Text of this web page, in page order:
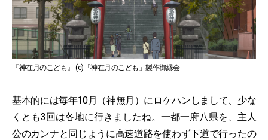
『神在月のこども』 (c)「神在月のこども」製作御縁会
基本的には毎年10月（神無月）にロケハンしまして、少な
くとも3回は各地に行きましたね。一都一府八県を、主人
公のカンナと同じように高速道路を使わず下道で行ったの